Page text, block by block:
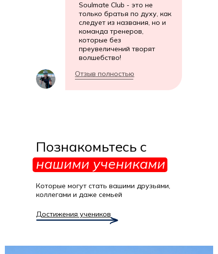
Soulmate Club - это не
только братья по духу, как
следует из названия, но и
команда тренеров,
которые без
преувеличений творят
волшебство!
Отзыв полностью
Познакомьтесь с
нашими учениками
Которые могут стать вашими друзьями,
коллегами и даже семьей
Достижения учеников